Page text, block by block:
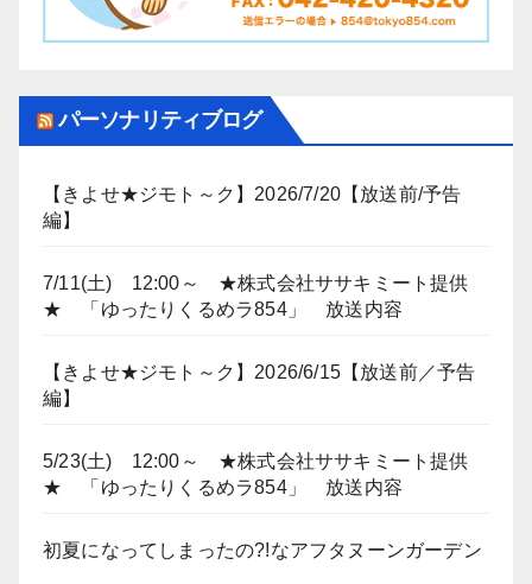
パーソナリティブログ
【きよせ★ジモト～ク】2026/7/20【放送前/予告
編】
7/11(土) 12:00～ ★株式会社ササキミート提供
★ 「ゆったりくるめラ854」 放送内容
【きよせ★ジモト～ク】2026/6/15【放送前／予告
編】
5/23(土) 12:00～ ★株式会社ササキミート提供
★ 「ゆったりくるめラ854」 放送内容
初夏になってしまったの?!なアフタヌーンガーデン